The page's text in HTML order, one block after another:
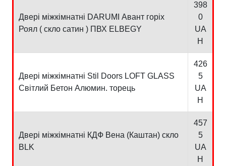
Двері міжкімнатні DARUMI Авант горіх
Роял ( скло сатин ) ПВХ ELBEGY
398
0
UA
H
Двері міжкімнатні Stil Doors LOFT GLASS
Світлий Бетон Алюмин. торець
426
5
UA
H
Двері міжкімнатні КДФ Вена (Каштан) скло
BLK
457
5
UA
H